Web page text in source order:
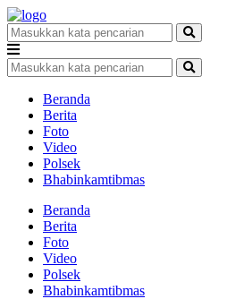
Beranda
Berita
Foto
Video
Polsek
Bhabinkamtibmas
Beranda
Berita
Foto
Video
Polsek
Bhabinkamtibmas